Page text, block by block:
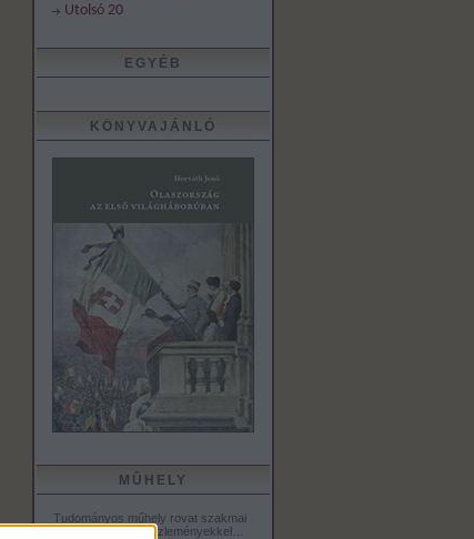
Utolsó 20
EGYÉB
KÖNYVAJÁNLÓ
MŰHELY
Tudományos műhely rovat szakmai
tanulmányokkal, közleményekkel…